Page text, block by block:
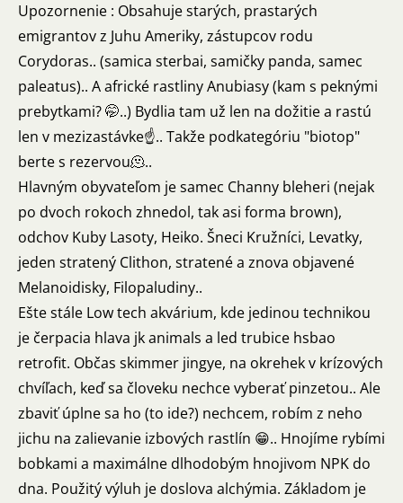
Upozornenie : Obsahuje starých, prastarých
emigrantov z Juhu Ameriky, zástupcov rodu
Corydoras.. (samica sterbai, samičky panda, samec
paleatus).. A africké rastliny Anubiasy (kam s peknými
prebytkami? 🤭..) Bydlia tam už len na dožitie a rastú
len v mezizastávke☝️.. Takže podkategóriu "biotop"
berte s rezervou🫠..
Hlavným obyvateľom je samec Channy bleheri (nejak
po dvoch rokoch zhnedol, tak asi forma brown),
odchov Kuby Lasoty, Heiko. Šneci Kružníci, Levatky,
jeden stratený Clithon, stratené a znova objavené
Melanoidisky, Filopaludiny..
Ešte stále Low tech akvárium, kde jedinou technikou
je čerpacia hlava jk animals a led trubice hsbao
retrofit. Občas skimmer jingye, na okrehek v krízových
chvíľach, keď sa človeku nechce vyberať pinzetou.. Ale
zbaviť úplne sa ho (to ide?) nechcem, robím z neho
jichu na zalievanie izbových rastlín 😁.. Hnojíme rybími
bobkami a maximálne dlhodobým hnojivom NPK do
dna. Použitý výluh je doslova alchýmia. Základom je